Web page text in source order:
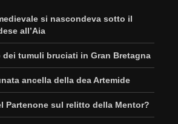
si nascondeva sotto il
all’Aia
tumuli bruciati in Gran Bretagna
ancella della dea Artemide
Partenone sul relitto della Mentor?